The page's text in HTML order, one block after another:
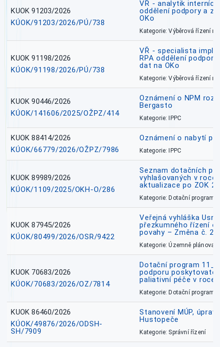
KUOK 91203/2026
KÚOK/91203/2026/PÚ/738
VŘ - analytik
oddělení podpory a
OKo
Kategorie: Výběrová řízení
KUOK 91198/2026
KÚOK/91198/2026/PÚ/738
VŘ - specialista
RPA oddělení
dat na OKo
Kategorie: Výběrová řízení
KUOK 90446/2026
KÚOK/141606/2025/OŽPZ/414
Oznámení o NPM
Bergasto
Kategorie: IPPC
KUOK 88414/2026
KÚOK/66779/2026/OŽPZ/7986
Oznámení o nabytí
Kategorie: IPPC
KUOK 89989/2026
KÚOK/1109/2025/OKH-O/286
Seznam dotačních
vyhlašovaných v roce
aktualizace po ZOK
Kategorie: Dotační
KUOK 87945/2026
KÚOK/80499/2026/OSR/9422
Veřejná vyhláška
přezkumného řízení
povahy – Změna č. 2
Kategorie: Územně
KUOK 70683/2026
KÚOK/70683/2026/OZ/7814
Dotační program
podporu
paliativní péče v roce
Kategorie: Dotační
KUOK 86460/2026
KÚOK/49876/2026/ODSH-
SH/7909
Stanovení MÚP,
Hustopeče
Kategorie: Správní řízení